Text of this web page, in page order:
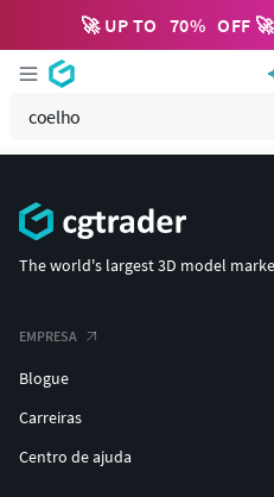
🚀 UP TO 70% OFF 🚀
The world's largest 3D model
EMPRESA
Blogue
Carreiras
Centro de ajuda